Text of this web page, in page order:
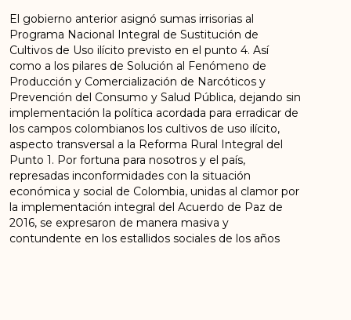
El gobierno anterior asignó sumas irrisorias al
Programa Nacional Integral de Sustitución de
Cultivos de Uso ilícito previsto en el punto 4. Así
como a los pilares de Solución al Fenómeno de
Producción y Comercialización de Narcóticos y
Prevención del Consumo y Salud Pública, dejando sin
implementación la política acordada para erradicar de
los campos colombianos los cultivos de uso ilícito,
aspecto transversal a la Reforma Rural Integral del
Punto 1. Por fortuna para nosotros y el país,
represadas inconformidades con la situación
económica y social de Colombia, unidas al clamor por
la implementación integral del Acuerdo de Paz de
2016, se expresaron de manera masiva y
contundente en los estallidos sociales de los años